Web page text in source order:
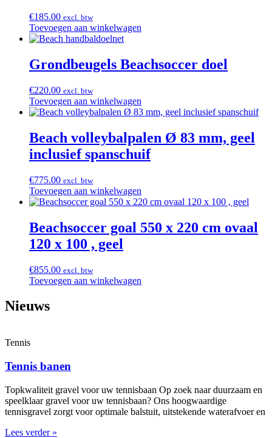
€185.00 excl. btw
Toevoegen aan winkelwagen
Grondbeugels Beachsoccer doel
€220.00 excl. btw
Toevoegen aan winkelwagen
Beach volleybalpalen Ø 83 mm, geel
inclusief spanschuif
€775.00 excl. btw
Toevoegen aan winkelwagen
Beachsoccer goal 550 x 220 cm ovaal
120 x 100 , geel
€855.00 excl. btw
Toevoegen aan winkelwagen
Nieuws
Tennis
Tennis banen
Topkwaliteit gravel voor uw tennisbaan Op zoek naar duurzaam en
speelklaar gravel voor uw tennisbaan? Ons hoogwaardige
tennisgravel zorgt voor optimale balstuit, uitstekende waterafvoer en
Lees verder »